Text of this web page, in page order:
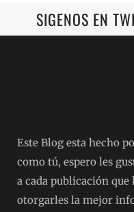
SIGENOS EN
Este Blog esta hecho
como tú, espero les
a cada publicación que
otorgarles la mejor